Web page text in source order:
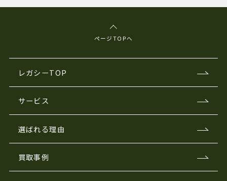
ページTOPへ
レガシーTOP
サービス
選ばれる理由
買取事例